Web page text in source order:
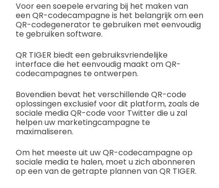
Voor een soepele ervaring bij het maken van
een QR-codecampagne is het belangrijk om een
QR-codegenerator te gebruiken met eenvoudig
te gebruiken software.
QR TIGER biedt een gebruiksvriendelijke
interface die het eenvoudig maakt om QR-
codecampagnes te ontwerpen.
Bovendien bevat het verschillende QR-code
oplossingen exclusief voor dit platform, zoals de
sociale media QR-code voor Twitter die u zal
helpen uw marketingcampagne te
maximaliseren.
Om het meeste uit uw QR-codecampagne op
sociale media te halen, moet u zich abonneren
op een van de getrapte plannen van QR TIGER.